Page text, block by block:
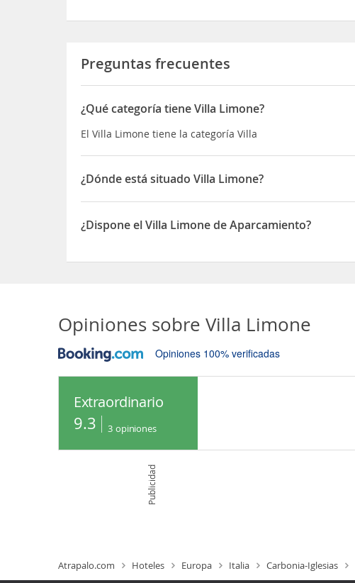
Preguntas frecuentes
¿Qué categoría tiene Villa Limone?
El Villa Limone tiene la categoría Villa
¿Dónde está situado Villa Limone?
El Villa Limone está situado en Localita Sa Fragata
¿Dispone el Villa Limone de Aparcamiento?
Opiniones sobre Villa Limone
Opiniones 100% verificadas
Extraordinario
9.3 3 opiniones
Publicidad
Atrapalo.com Hoteles Europa Italia Carbonia-Iglesias